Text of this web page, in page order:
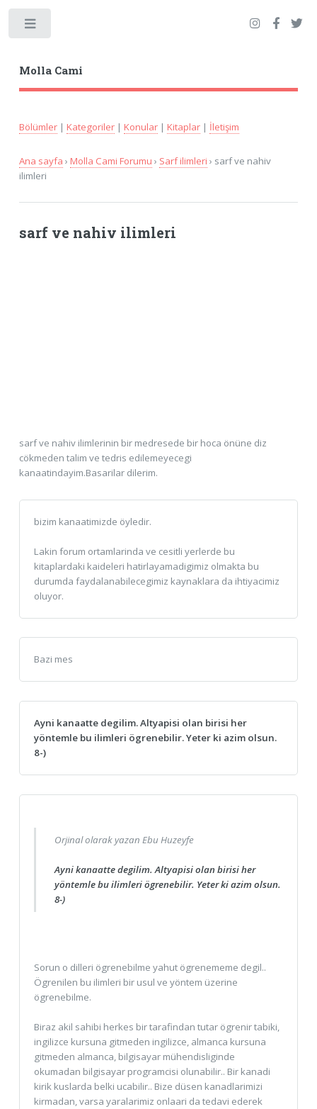
Molla Cami
Bölümler| Kategoriler| Konular| Kitaplar| İletişim
Ana sayfa › Molla Cami Forumu › Sarf ilimleri › sarf ve nahiv
ilimleri
sarf ve nahiv ilimleri
sarf ve nahiv ilimlerinin bir medresede bir hoca önüne diz
cökmeden talim ve tedris edilemeyecegi
kanaatindayim.Basarilar dilerim.
bizim kanaatimizde öyledir.
Lakin forum ortamlarinda ve cesitli yerlerde bu
kitaplardaki kaideleri hatirlayamadigimiz olmakta bu
durumda faydalanabilecegimiz kaynaklara da ihtiyacimiz
oluyor.
Bazi mes
Ayni kanaatte degilim. Altyapisi olan birisi her
yöntemle bu ilimleri ögrenebilir. Yeter ki azim olsun.
8-)
Orjinal olarak yazan Ebu Huzeyfe
Ayni kanaatte degilim. Altyapisi olan birisi her
yöntemle bu ilimleri ögrenebilir. Yeter ki azim olsun.
8-)
Sorun o dilleri ögrenebilme yahut ögrenememe degil..
Ögrenilen bu ilimleri bir usul ve yöntem üzerine
ögrenebilme.
Biraz akil sahibi herkes bir tarafindan tutar ögrenir tabiki,
ingilizce kursuna gitmeden ingilizce, almanca kursuna
gitmeden almanca, bilgisayar mühendisliginde
okumadan bilgisayar programcisi olunabilir.. Bir kanadi
kirik kuslarda belki ucabilir.. Bize düsen kanadlarimizi
kirmadan, varsa yaralarimiz onlaari da tedavi ederek